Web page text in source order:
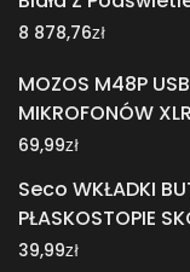
8 878,76zł
MOZOS M48P
MIKROFONÓW XLR
69,99zł
Seco WKŁADKI
PŁASKOSTOPIE
39,99zł